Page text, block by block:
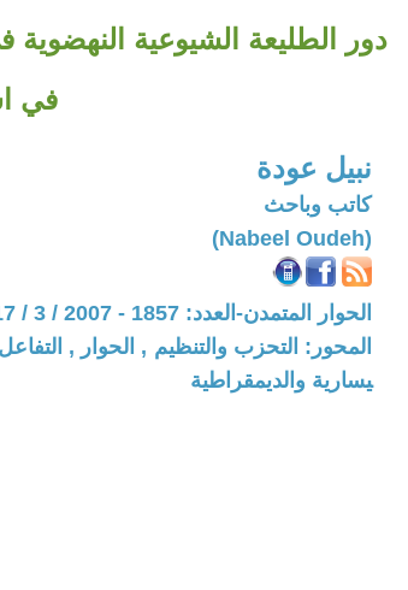
دور الطليعة الشيوعية النهضوية
في
نبيل عودة
كاتب وباحث
(Nabeel Oudeh)
الحوار المتمدن-العدد: 1857 - 2007 / 3 / 17 - 13:08
المحور: التحزب والتنظيم , الحوار ,
يسارية والديمقراطية